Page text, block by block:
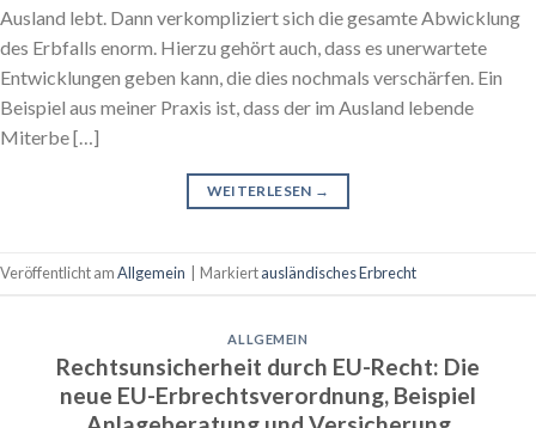
Ausland lebt. Dann verkompliziert sich die gesamte Abwicklung
des Erbfalls enorm. Hierzu gehört auch, dass es unerwartete
Entwicklungen geben kann, die dies nochmals verschärfen. Ein
Beispiel aus meiner Praxis ist, dass der im Ausland lebende
Miterbe […]
WEITERLESEN →
Veröffentlicht amAllgemein Markiertausländisches Erbrecht
ALLGEMEIN
Rechtsunsicherheit durch EU-Recht: Die
neue EU-Erbrechtsverordnung, Beispiel